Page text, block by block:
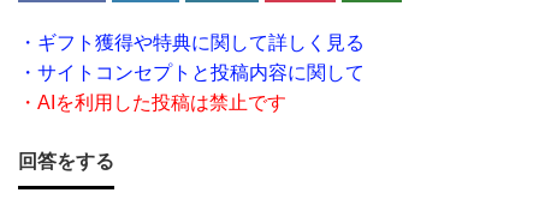
す
す
で
す
・ギフト獲得や特典に関して詳しく見る
・サイトコンセプトと投稿内容に関して
・AIを利用した投稿は禁止です
回答をする